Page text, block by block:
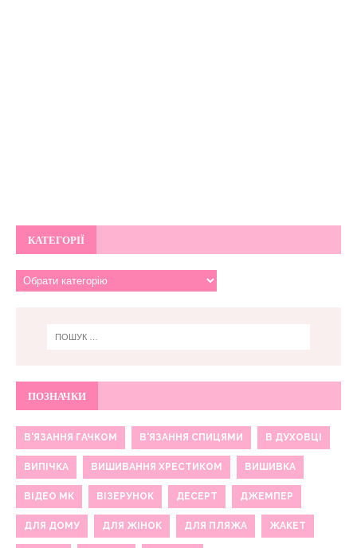
КАТЕГОРІЇ
ПОЗНАЧКИ
В'ЯЗАННЯ ГАЧКОМ В'ЯЗАННЯ СПИЦЯМИ В ДУХОВЦІ
ВИПІЧКА ВИШИВАННЯ ХРЕСТИКОМ ВИШИВКА
ВІДЕО МК ВІЗЕРУНОК ДЕСЕРТ ДЖЕМПЕР
ДЛЯ ДОМУ ДЛЯ ЖІНОК ДЛЯ ПЛЯЖА ЖАКЕТ